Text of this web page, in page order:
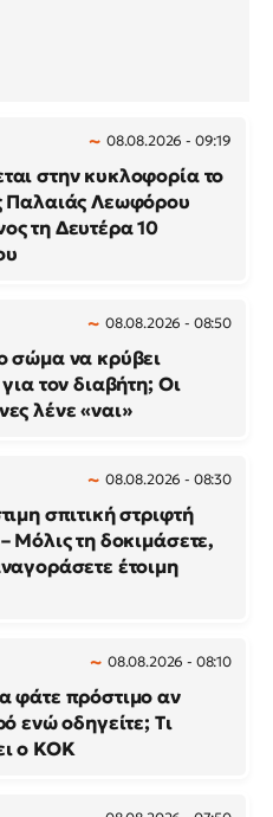
08.08.2026 - 09:19
στην κυκλοφορία το
Παλαιάς Λεωφόρου
τη Δευτέρα 10
08.08.2026 - 08:50
σώμα να κρύβει
για τον διαβήτη; Οι
λένε «ναι»
08.08.2026 - 08:30
σπιτική στριφτή
Μόλις τη δοκιμάσετε,
έτοιμη
08.08.2026 - 08:10
φάτε πρόστιμο αν
ενώ οδηγείτε; Τι
ο ΚΟΚ